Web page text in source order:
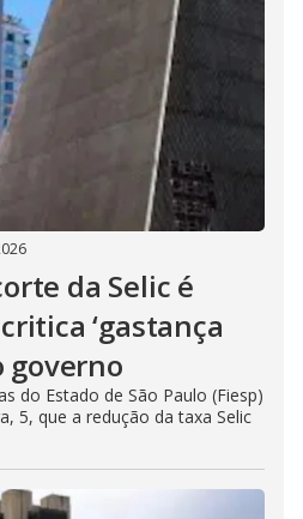
da Selic é
‘gastança
governo
do Estado de São Paulo (Fiesp)
5, que a redução da taxa Selic